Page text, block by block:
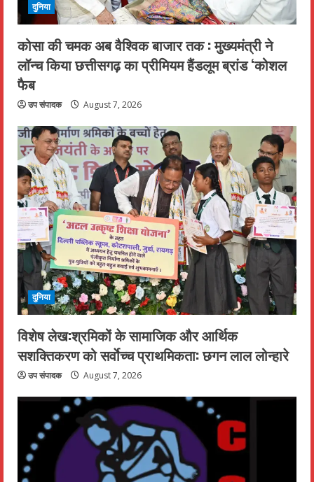
दुनिया
कोसा की चमक अब वैश्विक बाजार तक : मुख्यमंत्री ने
लॉन्च किया छत्तीसगढ़ का प्रीमियम हैंडलूम ब्रांड ‘कोशल
फैब
उप संपादक August 7, 2026
दुनिया
विशेष लेख:श्रमिकों के सामाजिक और आर्थिक
सशक्तिकरण को सर्वाेच्च प्राथमिकता: छगन लाल लोन्हारे
उप संपादक August 7, 2026